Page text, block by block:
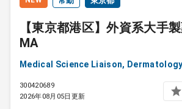
【東京都港区】外資系大手
MA
Medical Science Liaison, Dermatology
300420689
2026年08月05日更新